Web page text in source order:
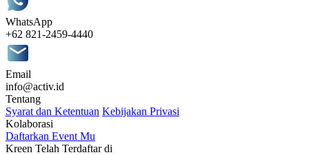
WhatsApp
+62 821-2459-4440
Email
info@activ.id
Tentang
Syarat dan Ketentuan Kebijakan Privasi
Kolaborasi
Daftarkan Event Mu
Kreen Telah Terdaftar di